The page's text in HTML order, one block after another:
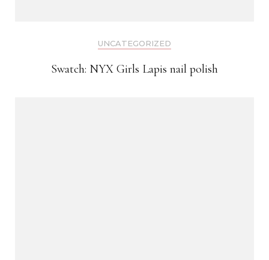
UNCATEGORIZED
Swatch: NYX Girls Lapis nail polish